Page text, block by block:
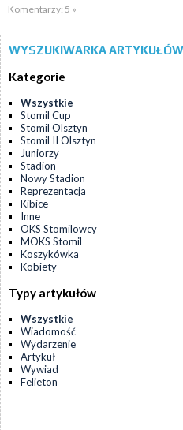
Komentarzy: 5 »
WYSZUKIWARKA ARTYKUŁÓW
Kategorie
Wszystkie
Stomil Cup
Stomil Olsztyn
Stomil II Olsztyn
Juniorzy
Stadion
Nowy Stadion
Reprezentacja
Kibice
Inne
OKS Stomilowcy
MOKS Stomil
Koszykówka
Kobiety
Typy artykułów
Wszystkie
Wiadomość
Wydarzenie
Artykuł
Wywiad
Felieton